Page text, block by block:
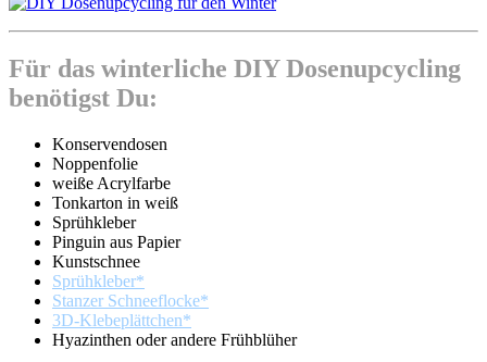
Für das winterliche DIY Dosenupcycling
benötigst Du:
Konservendosen
Noppenfolie
weiße Acrylfarbe
Tonkarton in weiß
Sprühkleber
Pinguin aus Papier
Kunstschnee
Sprühkleber*
Stanzer Schneeflocke*
3D-Klebeplättchen*
Hyazinthen oder andere Frühblüher